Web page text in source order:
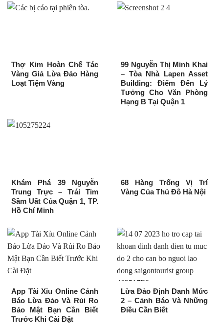
Thợ Kim Hoàn Chế Tác
Vàng Giả Lừa Đảo Hàng
Loạt Tiệm Vàng
99 Nguyễn Thị Minh Khai
– Tòa Nhà Lapen Asset
Building: Điểm Đến Lý
Tưởng Cho Văn Phòng
Hạng B Tại Quận 1
Khám Phá 39 Nguyễn
Trung Trực – Trái Tim
Sầm Uất Của Quận 1, TP.
Hồ Chí Minh
68 Hàng Trống Vị Trí
Vàng Của Thủ Đô Hà Nội
App Tài Xỉu Online Cảnh
Báo Lừa Đảo Và Rủi Ro
Bảo Mật Bạn Cần Biết
Trước Khi Cài Đặt
Lừa Đảo Định Danh Mức
2 – Cảnh Báo Và Những
Điều Cần Biết